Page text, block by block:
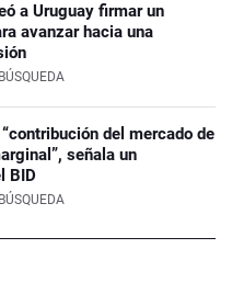
a Uruguay firmar un
avanzar hacia una
del mercado de
señala un
BID